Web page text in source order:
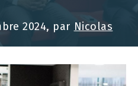
2024, par Nicolas